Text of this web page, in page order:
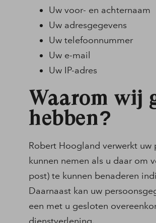
Uw voor- en achternaam
Uw adresgegevens
Uw telefoonnummer
Uw e-mail
Uw IP-adres
Waarom wij
hebben?
Robert Hoogland verwerkt
kunnen nemen als u daar om
post) te kunnen benaderen
Daarnaast kan uw
een met u gesloten